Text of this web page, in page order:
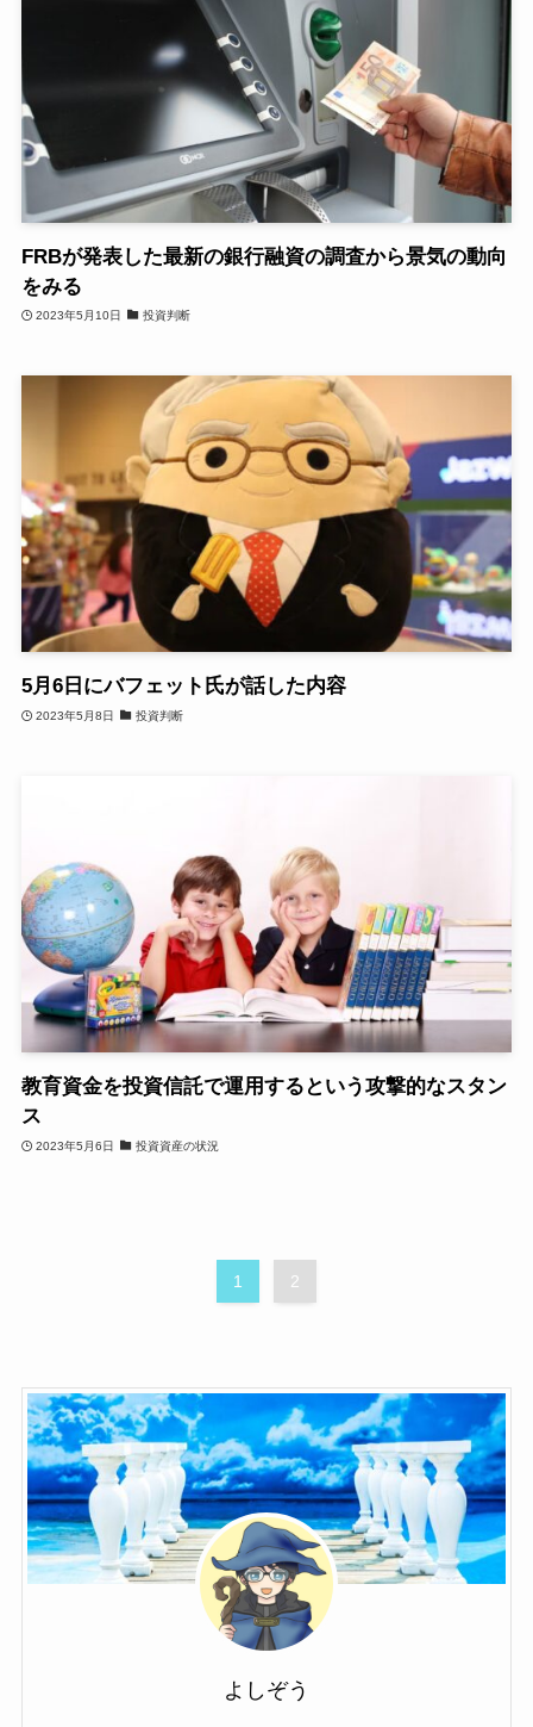
FRBが発表した最新の銀行融資の調査から景気の動向
をみる
2023年5月10日 投資判断
5月6日にバフェット氏が話した内容
2023年5月8日 投資判断
教育資金を投資信託で運用するという攻撃的なスタン
ス
2023年5月6日 投資資産の状況
1 2
よしぞう